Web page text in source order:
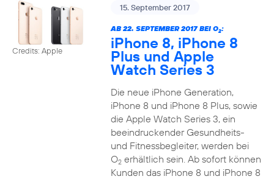
Credits: Apple
15. September 2017
AB 22. SEPTEMBER 2017 BEI O2:
iPhone 8, iPhone 8
Plus und Apple
Watch Series 3
Die neue iPhone Generation,
iPhone 8 und iPhone 8 Plus, sowie
die Apple Watch Series 3, ein
beeindruckender Gesundheits-
und Fitnessbegleiter, werden bei
O2erhältlich sein. Ab sofort können
Kunden das iPhone 8 und iPhone 8